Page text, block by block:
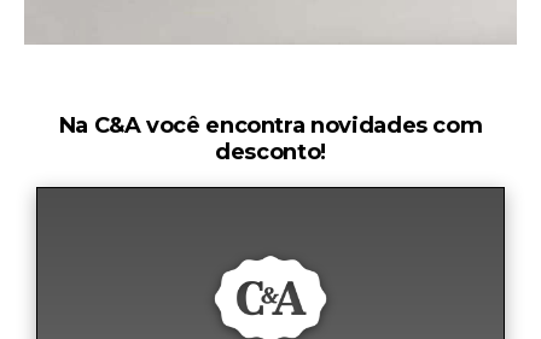
Na C&A você encontra novidades com
desconto!